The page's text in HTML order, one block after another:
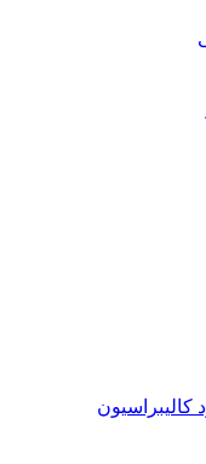
کالیبراسیون